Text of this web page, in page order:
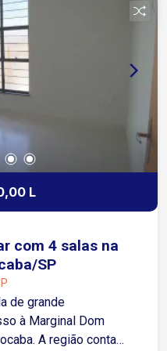
segmentos
o espaço ideal para
L
com 4 salas na
SP
de grande
à Marginal Dom
A região conta